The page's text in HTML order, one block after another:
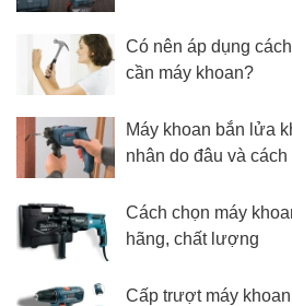
Có nên áp dụng
cần máy khoan?
Máy khoan bắn lửa
nhân do đâu và
Cách chọn máy
hãng, chất lượng
Cấp trượt máy